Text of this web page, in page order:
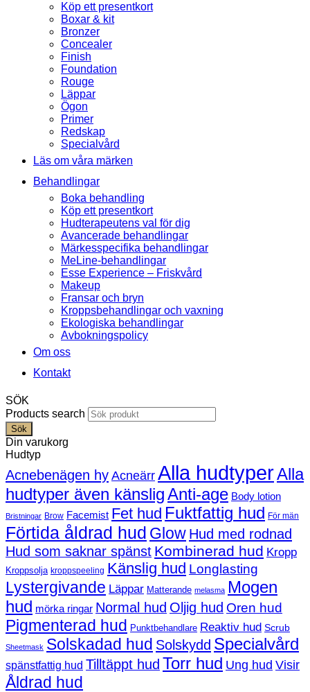
Köp ett presentkort
Boxar & kit
Bronzer
Concealer
Finish
Foundation
Rouge
Läppar
Ögon
Primer
Redskap
Specialvård
Läs om våra märken
Behandlingar
Boka behandling
Köp ett presentkort
Hudterapeutens val för dig
Avancerade behandlingar
Märkesspecifika behandlingar
MeLine-behandlingar
Esse Experience – Friskvård
Makeup
Fransar och bryn
Kroppsbehandlingar och vaxning
Ekologiska behandlingar
Avbokningspolicy
Om oss
Kontakt
SÖK
Products search
Sök
Din varukorg
Hudtyp
Acnebenägen hy Acneärr Alla hudtyperAlla
hudtyper även känsligAnti-age Body lotion
Bristningar Brow Facemist Fet hud Fuktfattig hud För män
Förtida åldrad hud Glow Hud med rodnad
Hud som saknar spänst Kombinerad hud Kropp
Kroppsolja kroppspeeling Känslig hud Longlasting
Lystergivande Läppar Matterande melasma Mogen
hud mörka ringar Normal hud Oljig hud Oren hud
Pigmenterad hud Punktbehandlare Reaktiv hud Scrub
Sheetmask Solskadad hud Solskydd Specialvård
spänstfattig hud Tilltäppt hud Torr hud Ung hud Visir
Åldrad hud